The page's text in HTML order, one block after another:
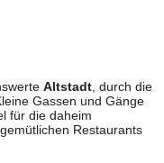
Altstadt, durch die
Gassen und Gänge
für die daheim
Restaurants